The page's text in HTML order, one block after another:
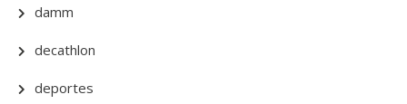
damm
decathlon
deportes